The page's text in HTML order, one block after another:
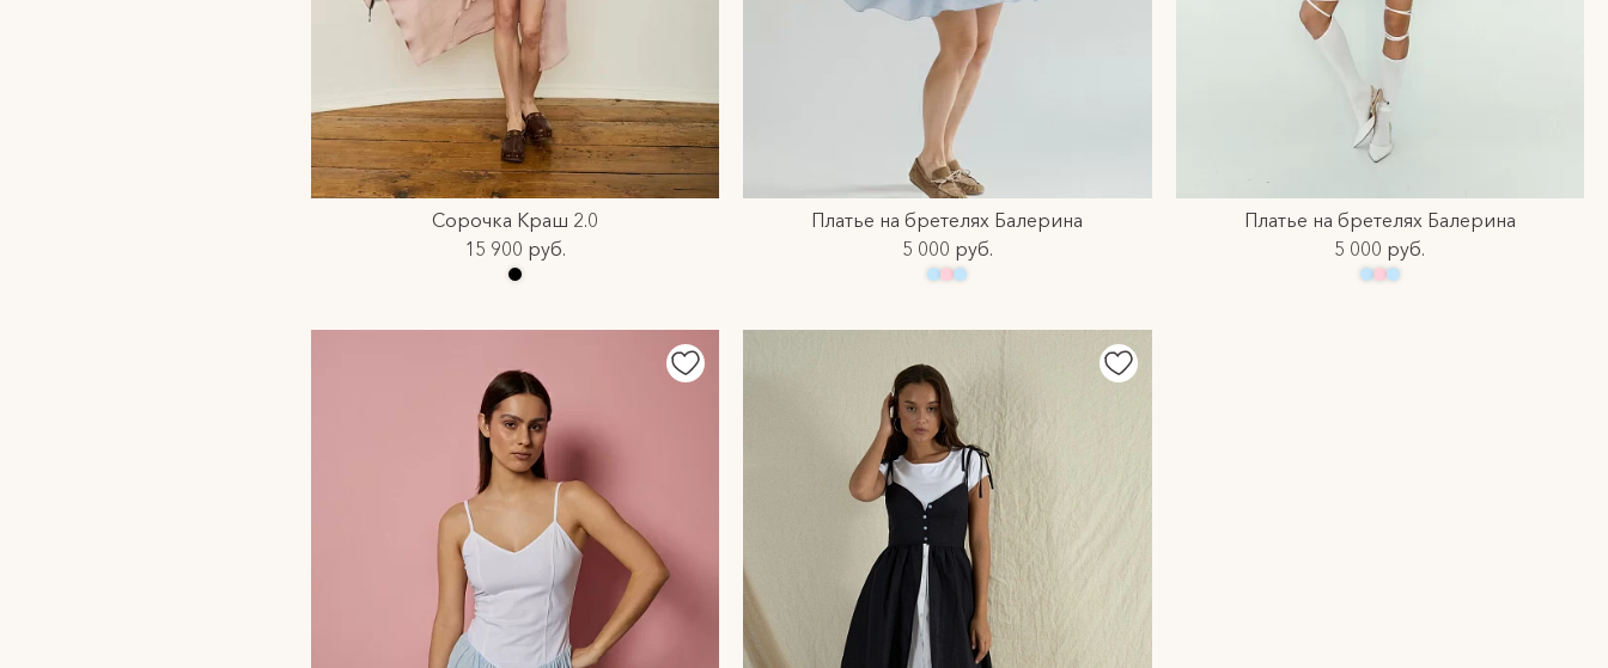
Сорочка Краш 2.0
15 900 руб.
Платье на бретелях Балерина
5 000 руб.
Платье на бретелях Балерина
5 000 руб.